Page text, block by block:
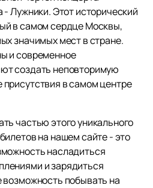
- Лужники. Этот исторический
в самом сердце Москвы,
значимых мест в стране.
и современное
создать неповторимую
в самом центре
частью этого уникального
на нашем сайте - это
насладиться
и зарядиться
побывать на